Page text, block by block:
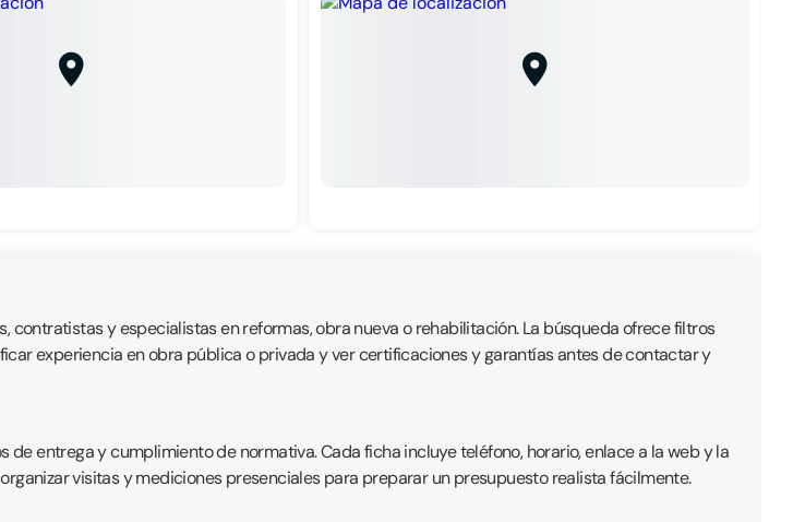
y especialistas en reformas, obra nueva o rehabilitación. La búsqueda ofrece filtros
experiencia en obra pública o privada y ver certificaciones y garantías antes de contactar y
entrega y cumplimiento de normativa. Cada ficha incluye teléfono, horario, enlace a la web y la
visitas y mediciones presenciales para preparar un presupuesto realista fácilmente.